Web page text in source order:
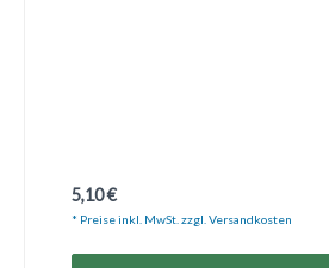
Regulärer Preis:
5,10 €
* Preise inkl. MwSt. zzgl. Versandkosten